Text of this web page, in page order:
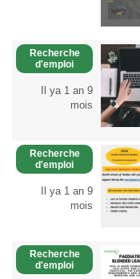
Recherche
d'emploi
Il ya 1 an 9
mois
Recherche
d'emploi
Il ya 1 an 9
mois
Recherche
d'emploi